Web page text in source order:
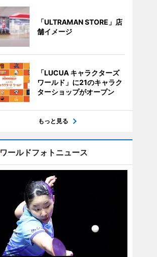
「ULTRAMAN STORE」店
舗イメージ
「LUCUA キャラクターズ
ワールド」に21のキャラク
ターショップがオープン
もっと見る
ワールドフォトニュース